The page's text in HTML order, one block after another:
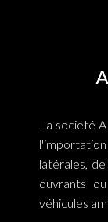
La société
latérales,
ouvrants
véhicules